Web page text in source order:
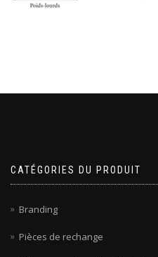
CATÉGORIES DU PRODUIT
Branding
Pièces de rechange